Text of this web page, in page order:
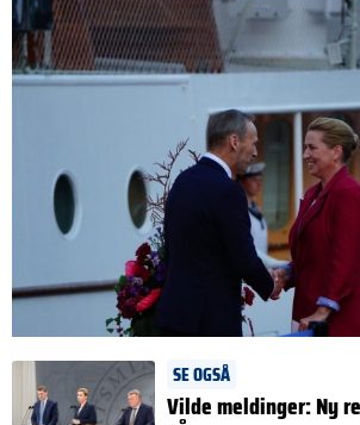
SE OGSÅ
Vilde meldinger: Ny